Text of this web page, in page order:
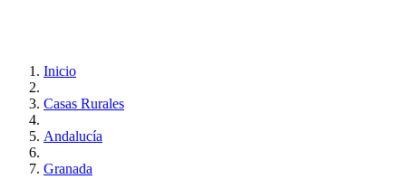
Inicio
Casas Rurales
Andalucía
Granada